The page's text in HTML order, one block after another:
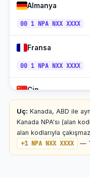
Halifax + Atlantic, NS
St.John's, NL
Charlottetown, PE
Yellowknife, NT
Whitehorse, YT
Iqaluit, NU
Ücretsiz (1-800 vb.)
Almanya
00 1 NPA NXX XXXX
Fransa
00 1 NPA NXX XXXX
Çin
00 1 NPA NXX XXXX
Japonya
010 1 NPA NXX XXXX
Uç: Kanada, ABD ile
Kanada NPA'sı (alan
alan kodlarıyla
+1 NPA NXX XXXX —